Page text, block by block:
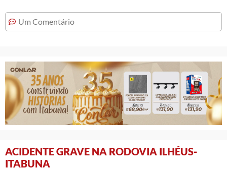
Um Comentário
ACIDENTE GRAVE NA RODOVIA ILHÉUS-
ITABUNA